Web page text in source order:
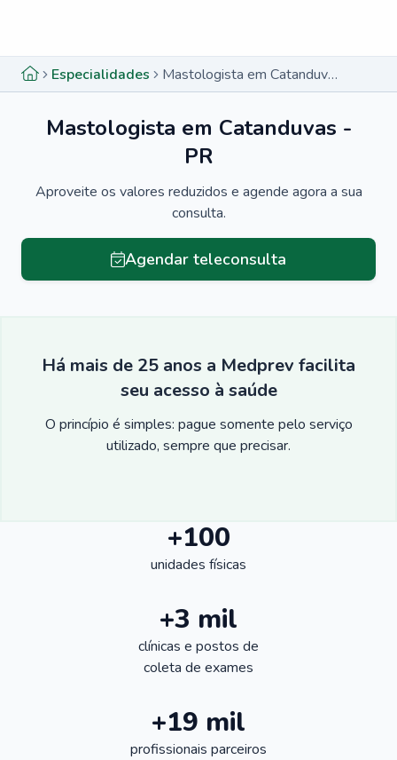
Especialidades Mastologista em Catanduvas - PR
Mastologista em Catanduvas -
PR
Aproveite os valores reduzidos e agende agora a sua
consulta.
Agendar teleconsulta
Há mais de 25 anos a Medprev facilita
seu acesso à saúde
O princípio é simples: pague somente pelo serviço
utilizado, sempre que precisar.
+100
unidades físicas
+3 mil
clínicas e postos de
coleta de exames
+19 mil
profissionais parceiros